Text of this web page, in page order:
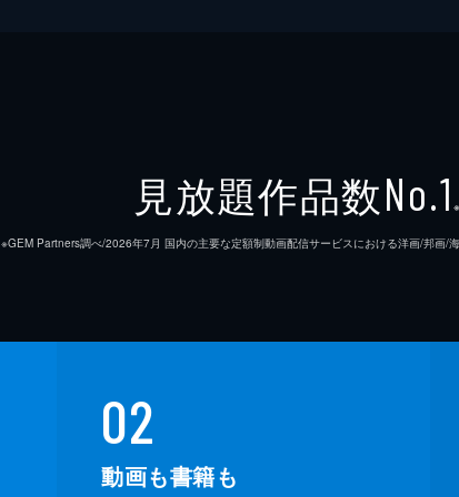
見放題作品数No.1 ※
※GEM Partners調べ/2026年7⽉ 国内の主要な定額制動画配信サービスにおける洋画/邦画/
02
動画も書籍も